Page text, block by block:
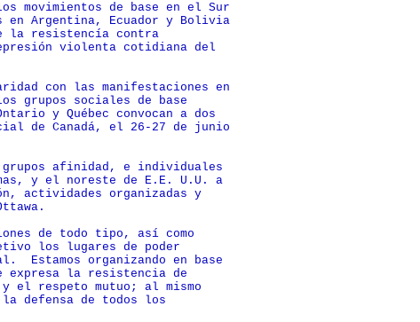
movimientos de base en el Sur
en Argentina, Ecuador y Bolivia
la resistencía contra
violenta cotidiana del
con las manifestaciones en
grupos sociales de base
y Québec convocan a dos
de Canadá, el 26-27 de junio
afinidad, e individuales
y el noreste de E.E. U.U. a
actividades organizadas y
de todo tipo, así como
los lugares de poder
Estamos organizando en base
la resistencia de
el respeto mutuo; al mismo
la defensa de todos los